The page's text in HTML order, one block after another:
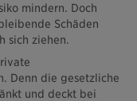
mindern. Doch
Schäden
sich ziehen.
Denn die gesetzliche
und deckt bei